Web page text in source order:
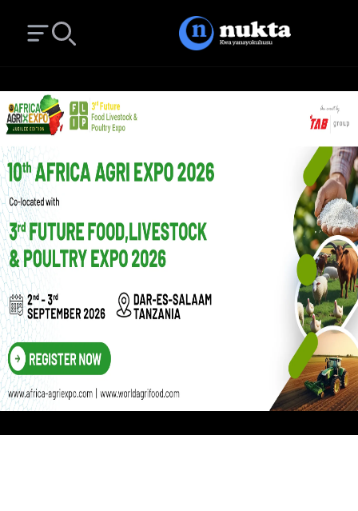
Open main menu